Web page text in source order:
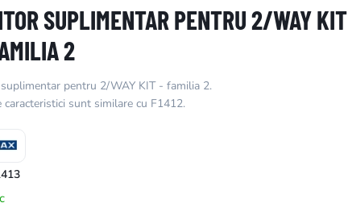
SUPLIMENTAR PENTRU 2/WAY KIT
2
pentru 2/WAY KIT - familia 2.
caracteristici sunt similare cu F1412.